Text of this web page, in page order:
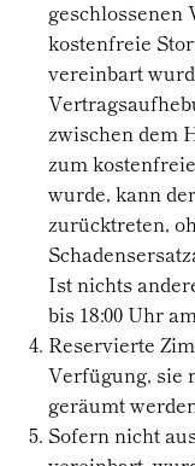
geschlossenen
kostenfreie
vereinbart
zwischen dem
zum
wurde, kann
zurücktreten,
Ist nichts
bis 18:00 Uhr
Reservierte
Verfügung, sie
geräumt
Sofern nicht